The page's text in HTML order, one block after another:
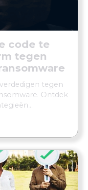
code te
tegen
tegen
Ontdek